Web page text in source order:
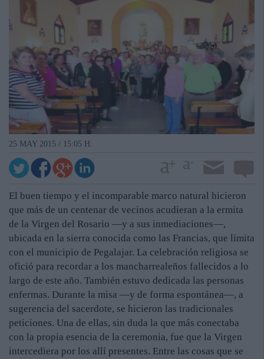
25 MAY 2015 / 15:05 H.
El buen tiempo y el incomparable marco natural hicieron
que más de un centenar de vecinos acudieran a la ermita
de la Virgen del Rosario —y a sus inmediaciones—,
ubicada en la sierra conocida como las Francias, que limita
con el municipio de Pegalajar. La celebración religiosa se
ofició para recordar a los mancharrealeños fallecidos a lo
largo de este año. También estuvo dedicada las personas
enfermas. Durante la misa —y de forma espontánea—, a
sugerencia del sacerdote, se hicieron las tradicionales
peticiones. Una de ellas, sin duda la que más conectaba
con la propia esencia de la ceremonia, fue que la Virgen
intercediera por los allí presentes. Entre las cosas que se